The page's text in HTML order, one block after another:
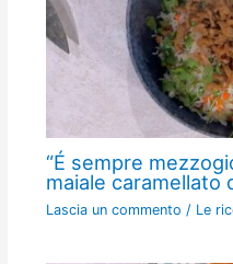
“É sempre
maiale caramellato
Lascia un commento / Le